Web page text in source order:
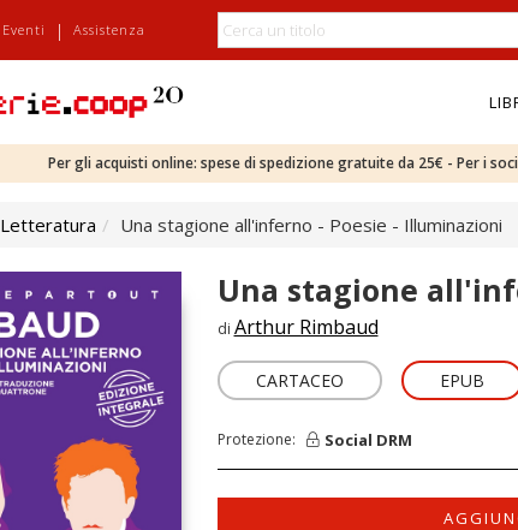
Eventi | Assistenza
Per gli acquisti online: spese di spedizione gratuite da 25€ - Per i
Letteratura Una stagione all'inferno - Poesie - Illuminazioni
Una stagione
di Arthur Rimbaud
CARTACEO EPUB
Protezione: Social DRM